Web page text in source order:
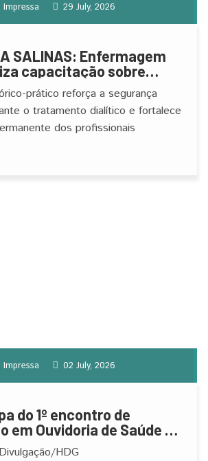
Impressa 29 July, 2026
SALINAS: Enfermagem
capacitação sobre
ao paciente grave
prático reforça a segurança
o tratamento dialítico e fortalece
dos profissionais
Impressa 02 July, 2026
do 1º encontro de
em Ouvidoria de Saúde de
HDG